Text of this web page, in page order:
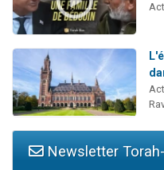
Newsletter